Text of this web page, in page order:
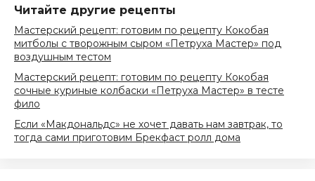
Читайте другие рецепты
Мастерский рецепт: готовим по рецепту Кокобая
митболы с творожным сыром «Петруха Мастер» под
воздушным тестом
Мастерский рецепт: готовим по рецепту Кокобая
сочные куриные колбаски «Петруха Мастер» в тесте
фило
Если «Макдональдс» не хочет давать нам завтрак, то
тогда сами приготовим Брекфаст ролл дома